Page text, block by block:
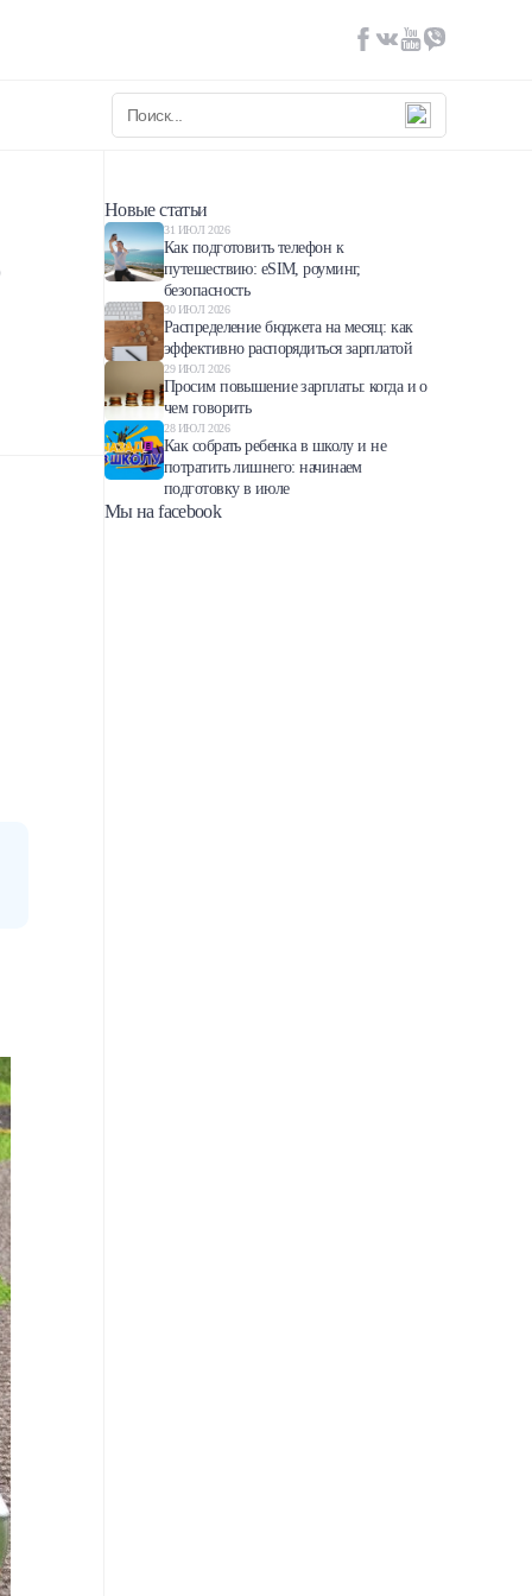
Новые статьи
31 ИЮЛ 2026
Как подготовить телефон к
путешествию: eSIM, роуминг,
безопасность
30 ИЮЛ 2026
Распределение бюджета на месяц: как
эффективно распорядиться зарплатой
29 ИЮЛ 2026
Просим повышение зарплаты: когда и о
чем говорить
28 ИЮЛ 2026
Как собрать ребенка в школу и не
потратить лишнего: начинаем
подготовку в июле
Мы на facebook